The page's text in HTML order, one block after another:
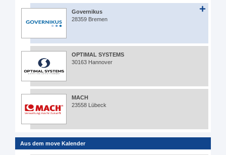
Governikus
28359 Bremen
OPTIMAL SYSTEMS
30163 Hannover
MACH
23558 Lübeck
Aus dem move Kalender